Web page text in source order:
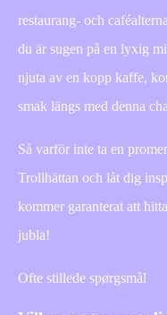
restaurang- och
du är sugen på en lyxig
njuta av en kopp kaffe,
smak längs med denna
Så varför inte ta en
Trollhättan och låt dig
kommer garanterat att
jubla!
Ofte stillede spørgsmål